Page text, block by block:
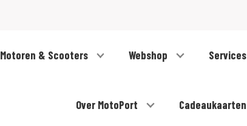
Motoren & Scooters Webshop Services
Over MotoPort Cadeaukaarten